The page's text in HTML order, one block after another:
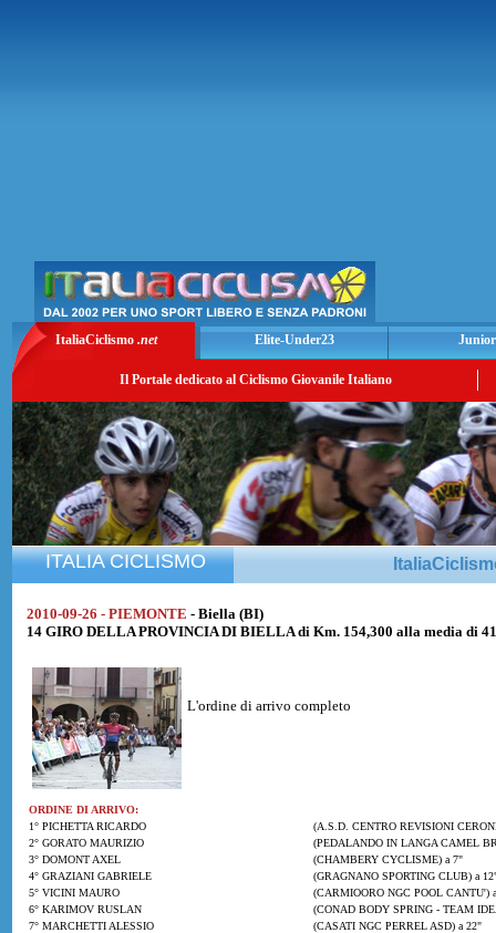
ItaliaCiclismo .net Elite-Under23
Il Portale dedicato al Ciclismo Giovanile Italiano
ITALIA CICLISMO
2010-09-26 - PIEMONTE - Biella (BI)
14 GIRO DELLA PROVINCIA DI BIELLA di Km. 154,300 alla media di
L'ordine di arrivo completo
ORDINE DI ARRIVO:
1° PICHETTA RICARDO
(A.S.D. CENTRO REVISIONI
2° GORATO MAURIZIO
(PEDALANDO IN LANGA CAMEL
3° DOMONT AXEL
(CHAMBERY CYCLISME) a 7"
4° GRAZIANI GABRIELE
(GRAGNANO SPORTING CLUB) a
5° VICINI MAURO
(CARMIOORO NGC POOL CANTU')
6° KARIMOV RUSLAN
(CONAD BODY SPRING - TEAM
7° MARCHETTI ALESSIO
(CASATI NGC PERREL ASD) a 22"